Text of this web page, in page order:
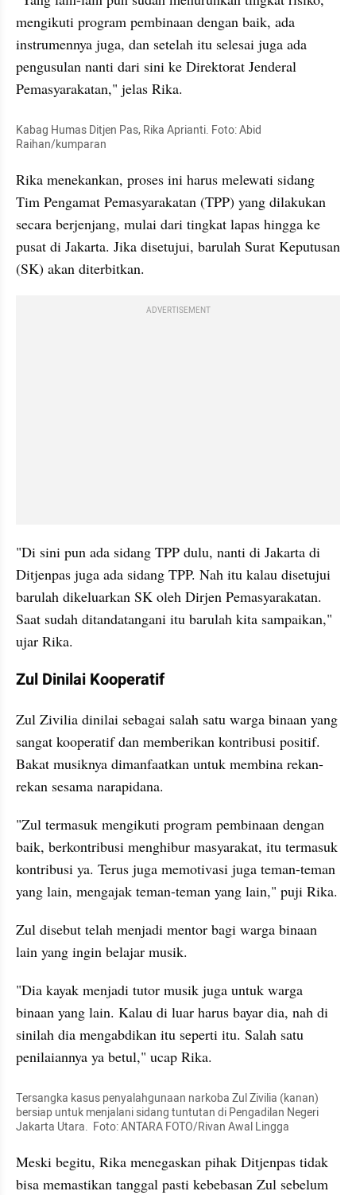
mengikuti program pembinaan dengan baik, ada
instrumennya juga, dan setelah itu selesai juga ada
pengusulan nanti dari sini ke Direktorat Jenderal
Pemasyarakatan," jelas Rika.
Kabag Humas Ditjen Pas, Rika Aprianti. Foto: Abid
Raihan/kumparan
Rika menekankan, proses ini harus melewati sidang
Tim Pengamat Pemasyarakatan (TPP) yang dilakukan
secara berjenjang, mulai dari tingkat lapas hingga ke
pusat di Jakarta. Jika disetujui, barulah Surat Keputusan
(SK) akan diterbitkan.
ADVERTISEMENT
"Di sini pun ada sidang TPP dulu, nanti di Jakarta di
Ditjenpas juga ada sidang TPP. Nah itu kalau disetujui
barulah dikeluarkan SK oleh Dirjen Pemasyarakatan.
Saat sudah ditandatangani itu barulah kita sampaikan,"
ujar Rika.
Zul Dinilai Kooperatif
Zul Zivilia dinilai sebagai salah satu warga binaan yang
sangat kooperatif dan memberikan kontribusi positif.
Bakat musiknya dimanfaatkan untuk membina rekan-
rekan sesama narapidana.
"Zul termasuk mengikuti program pembinaan dengan
baik, berkontribusi menghibur masyarakat, itu termasuk
kontribusi ya. Terus juga memotivasi juga teman-teman
yang lain, mengajak teman-teman yang lain," puji Rika.
Zul disebut telah menjadi mentor bagi warga binaan
lain yang ingin belajar musik.
"Dia kayak menjadi tutor musik juga untuk warga
binaan yang lain. Kalau di luar harus bayar dia, nah di
sinilah dia mengabdikan itu seperti itu. Salah satu
penilaiannya ya betul," ucap Rika.
Tersangka kasus penyalahgunaan narkoba Zul Zivilia (kanan)
bersiap untuk menjalani sidang tuntutan di Pengadilan Negeri
Jakarta Utara.  Foto: ANTARA FOTO/Rivan Awal Lingga
Meski begitu, Rika menegaskan pihak Ditjenpas tidak
bisa memastikan tanggal pasti kebebasan Zul sebelum